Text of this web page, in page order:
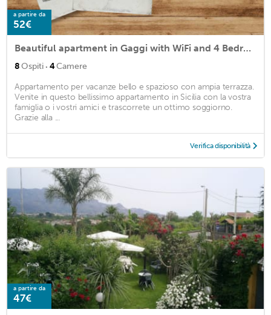
a partire da
52€
Beautiful apartment in Gaggi with WiFi and 4 Bedrooms
8Ospiti · 4Camere
Appartamento per vacanze bello e spazioso con ampia terrazza.
Venite in questo bellissimo appartamento in Sicilia con la vostra
famiglia o i vostri amici e trascorrete un ottimo soggiorno.
Grazie alla ...
Verifica disponibilità
a partire da
47€